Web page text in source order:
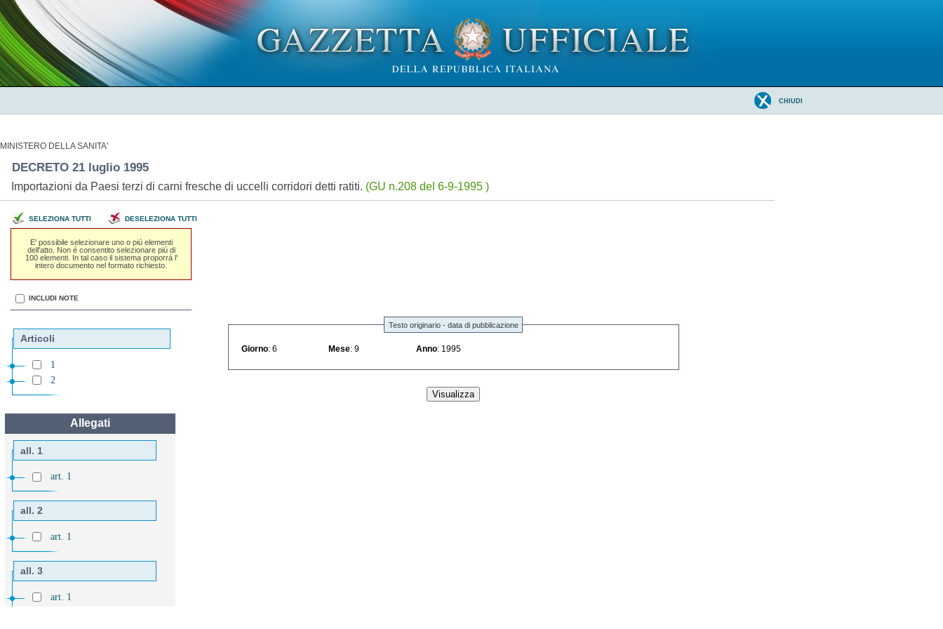
CHIUDI
MINISTERO DELLA SANITA'
DECRETO 21 luglio 1995
Importazioni da Paesi terzi di carni fresche di uccelli corridori detti ratiti. (GU n.208 del 6-9-1995 )
SELEZIONA TUTTI DESELEZIONA TUTTI
E' possibile selezionare uno o piú elementi
dell'atto. Non é consentito selezionare piú di
100 elementi. In tal caso il sistema proporrá l'
intero documento nel formato richiesto.
INCLUDI NOTE
Articoli
1
2
Allegati
all. 1
art. 1
all. 2
art. 1
all. 3
art. 1
Testo originario - data di pubblicazione
Giorno : 6 Mese : 9 Anno : 1995